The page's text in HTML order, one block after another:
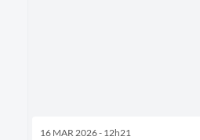
16 MAR 2026 - 12h21